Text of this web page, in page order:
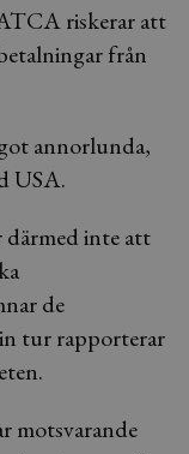
riskerar att
från
annorlunda,
USA.
därmed inte att
de
tur rapporterar
motsvarande